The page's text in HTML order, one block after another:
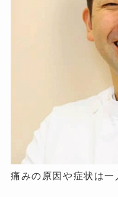
痛みの原因や症状は一